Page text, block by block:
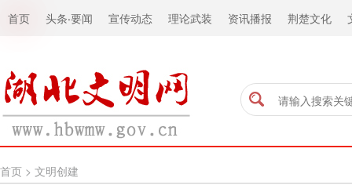
首页 头条·要闻 宣传动态 理论武装 资讯播报 荆楚文化
首页 > 文明创建